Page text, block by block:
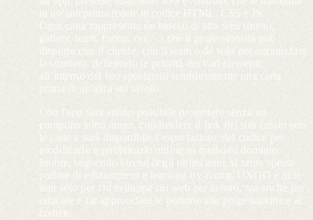
in un’anteprima fedele in codice HTML, CSS e JS.
Ogni carta rappresenta un blocco di sito web (menu,
gallery, team, footer, ecc…) che il professionista può
disporre con il cliente, con il team o da solo per organizzare
la struttura, definendo le priorità dei vari elementi
all’interno del sito spostando semplicemente una carta
prima di un'altra sul tavolo.
Con l'app sarà subito possibile progettare senza un
computer sotto mano, condividere il link del sito creato con
le carte e sarà disponibile l’esportazione del codice per
modificarlo e pubblicarlo online su qualsiasi dominio.
Inoltre, seguendo i trend degli ultimi anni, si sente spesso
parlare di edutainment e learning-by-doing, UXGO è utile
non solo per chi sviluppa siti web per lavoro, ma anche per
educare e far approcciare le persone alla progettazione e al
codice.